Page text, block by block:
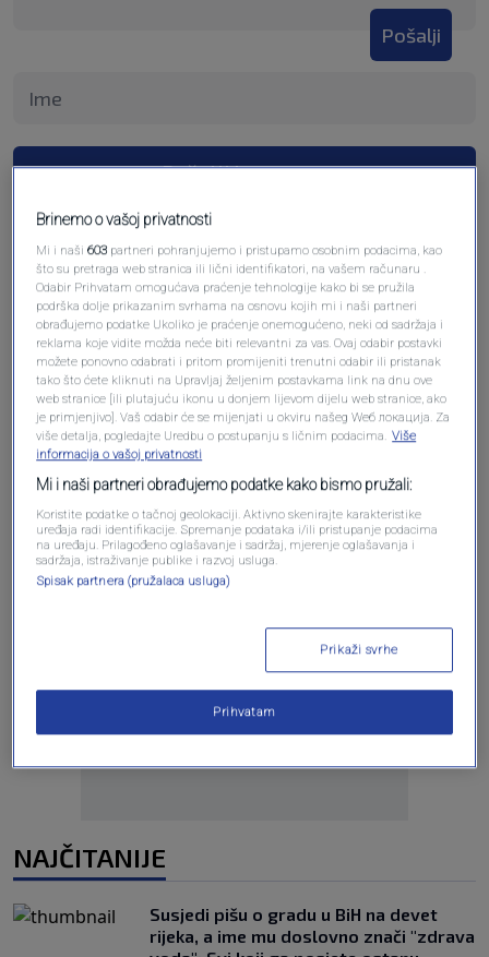
Pošalji
Pošalji komentar
Oglas
NAJČITANIJE
Susjedi pišu o gradu u BiH na devet
rijeka, a ime mu doslovno znači "zdrava
Brinemo o vašoj privatnosti
Mi i naši603 partneri pohranjujemo i pristupamo osobnim podacima, kao
što su pretraga web stranica ili lični identifikatori, na vašem računaru .
Odabir Prihvatam omogućava praćenje tehnologije kako bi se pružila
podrška dolje prikazanim svrhama na osnovu kojih mi i naši partneri
obrađujemo podatke Ukoliko je praćenje onemogućeno, neki od sadržaja i
reklama koje vidite možda neće biti relevantni za vas. Ovaj odabir postavki
možete ponovno odabrati i pritom promijeniti trenutni odabir ili pristanak
tako što ćete kliknuti na Upravljaj željenim postavkama link na dnu ove
web stranice [ili plutajuću ikonu u donjem lijevom dijelu web stranice, ako
je primjenjivo]. Vaš odabir će se mijenjati u okviru našeg Wеб локација. Za
više detalja, pogledajte Uredbu o postupanju s ličnim podacima. Više
informacija o vašoj privatnosti
Mi i naši partneri obrađujemo podatke kako bismo pružali:
Koristite podatke o tačnoj geolokaciji. Aktivno skenirajte karakteristike
uređaja radi identifikacije. Spremanje podataka i/ili pristupanje podacima
na uređaju. Prilagođeno oglašavanje i sadržaj, mjerenje oglašavanja i
sadržaja, istraživanje publike i razvoj usluga.
Spisak partnera (pružalaca usluga)
Prikaži svrhe
Prihvatam